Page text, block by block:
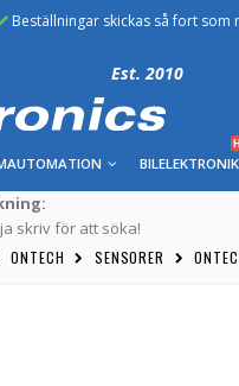
Beställningar skickas så fort som
Est. 2010
BILELEKTRONIK
skriv för att söka!
ONTECH SENSORER